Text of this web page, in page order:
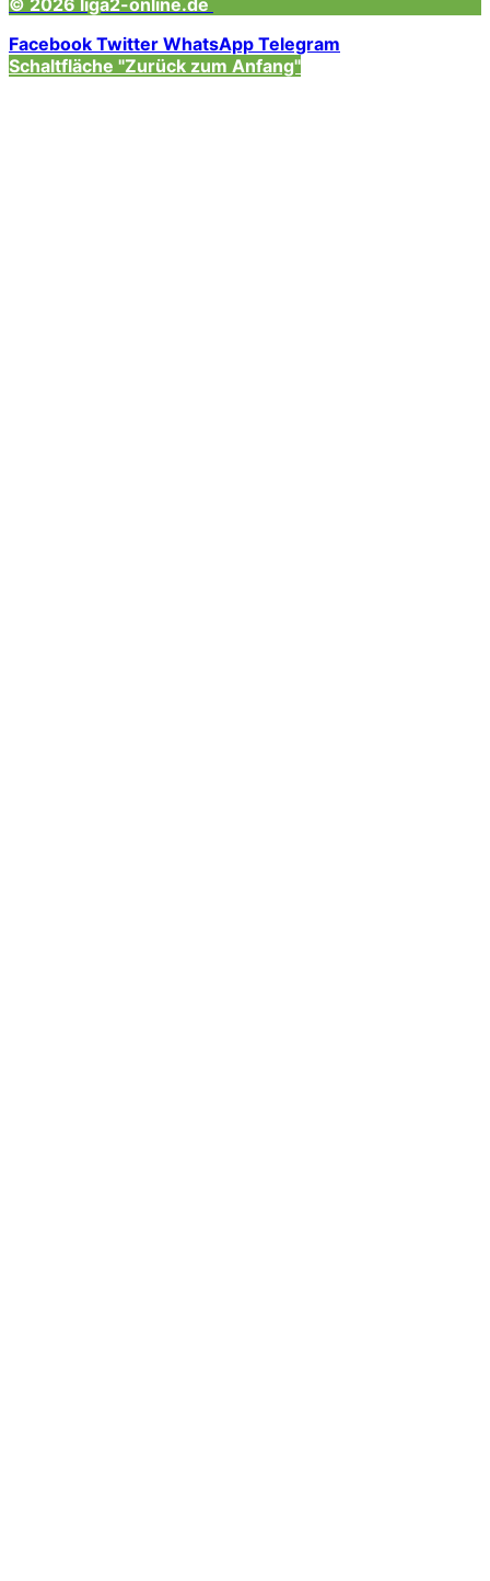
© 2026 liga2-online.de
Facebook Twitter WhatsApp Telegram
Schaltfläche "Zurück zum Anfang"